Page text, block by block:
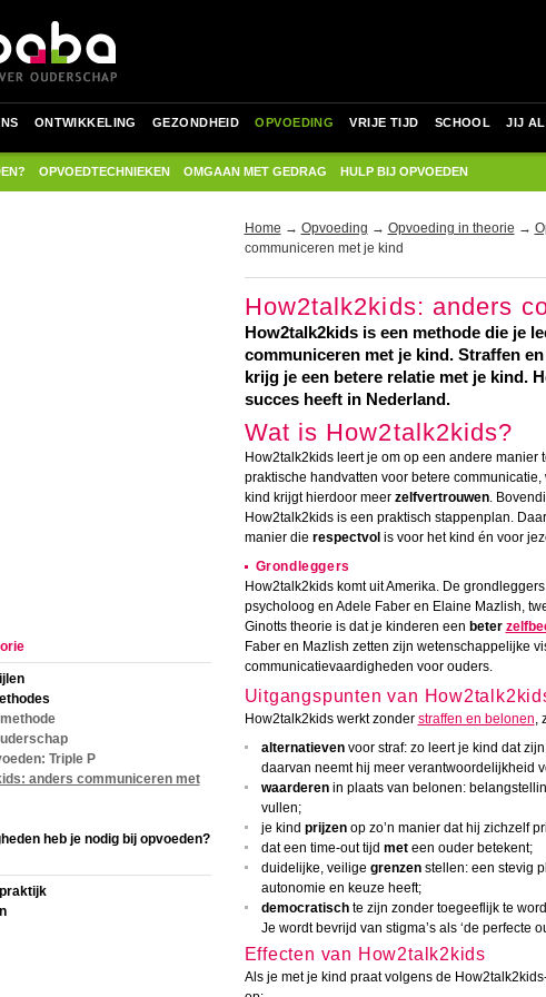
ONTWIKKELING GEZONDHEID OPVOEDING VRIJE TIJD SCHOOL
JIJ
OPVOEDTECHNIEKEN OMGAAN MET GEDRAG HULP BIJ OPVOEDEN
Triple P
anders communiceren met
heb je nodig bij opvoeden?
Home → Opvoeding → Opvoeding in theorie →
communiceren met je kind
How2talk2kids: anders
How2talk2kids is een methode die je
communiceren met je kind. Straffen
krijg je een betere relatie met je kind.
succes heeft in Nederland.
Wat is How2talk2kids?
How2talk2kids leert je om op een andere manier
praktische handvatten voor betere
kind krijgt hierdoor meer zelfvertrouwen.
How2talk2kids is een praktisch stappenplan.
manier die respectvol is voor het kind én voor
Grondleggers
How2talk2kids komt uit Amerika. De
psycholoog en Adele Faber en Elaine Mazlish,
Ginotts theorie is dat je kinderen een beter
Faber en Mazlish zetten zijn wetenschappelijke
communicatievaardigheden voor ouders.
Uitgangspunten van
How2talk2kids werkt zonder straffen en belonen
alternatievenvoor straf: zo leert je kind dat
daarvan neemt hij meer verantwoordelijkheid
waarderenin plaats van belonen:
vullen;
je kind prijzenop zo’n manier dat hij zichzelf
dat een time-out tijd meteen ouder betekent;
duidelijke, veilige grenzenstellen: een stevig
autonomie en keuze heeft;
democratischte zijn zonder toegeeflijk te
Je wordt bevrijd van stigma’s als ‘de perfecte
Effecten van How2talk2kids
Als je met je kind praat volgens de